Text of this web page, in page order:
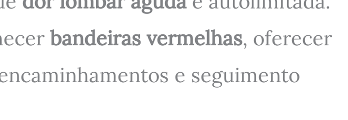
bandeiras vermelhas, oferecer
e seguimento